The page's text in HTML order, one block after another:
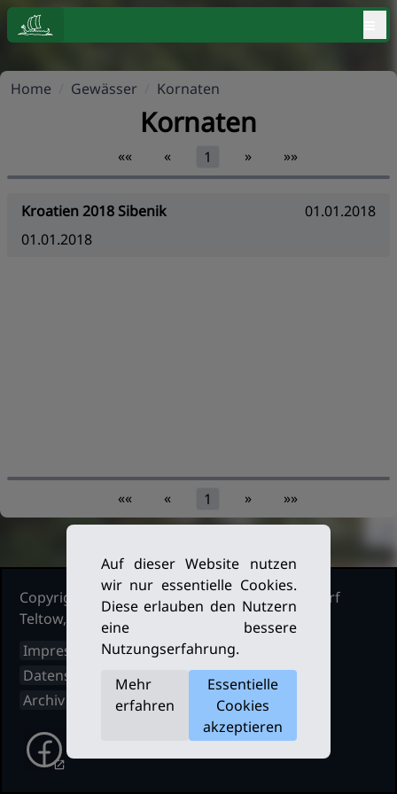
Home Gewässer Kornaten
Kornaten
«« « 1 » »»
Kroatien 2018 Sibenik
01.01.2018
01.01.2018
«« « 1 » »»
Copyright Ruderclub Kleinmachnow Stahnsdorf
Teltow, 2026. Alle Rechte vorbehalten.
Impressum
Datenschutz
Archiv
Auf dieser Website nutzen
wir nur essentielle Cookies.
Diese erlauben den Nutzern
eine bessere
Nutzungserfahrung.
Mehr
erfahren
Essentielle
Cookies
akzeptieren